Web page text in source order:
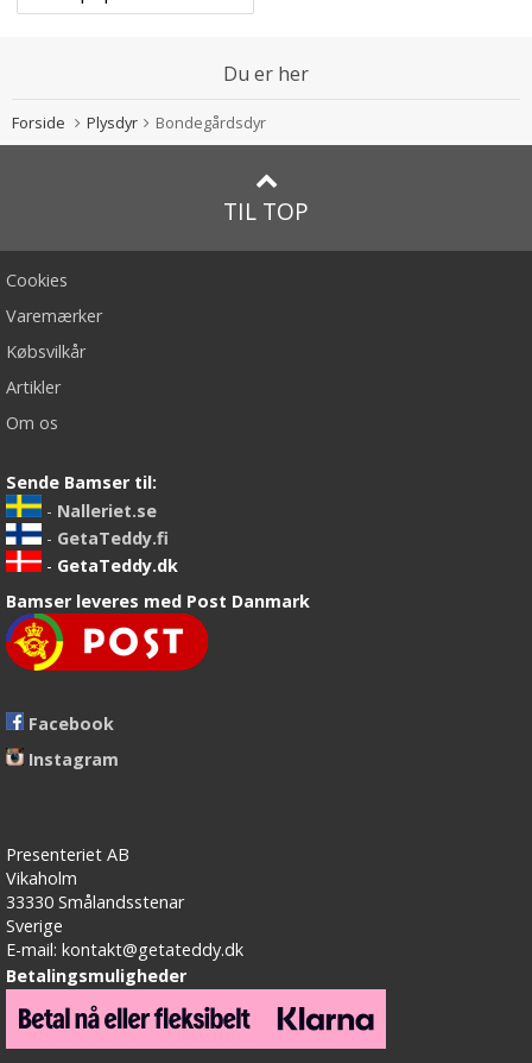
Du er her
Forside Plysdyr Bondegårdsdyr
TIL TOP
Cookies
Varemærker
Købsvilkår
Artikler
Om os
Sende Bamser til:
- Nalleriet.se
- GetaTeddy.fi
- GetaTeddy.dk
Bamser leveres med Post Danmark
Facebook
Instagram
Presenteriet AB
Vikaholm
33330 Smålandsstenar
Sverige
E-mail: kontakt@getateddy.dk
Betalingsmuligheder